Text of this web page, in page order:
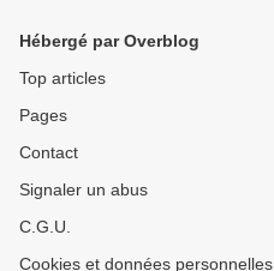
Hébergé par Overblog
Top articles
Pages
Contact
Signaler un abus
C.G.U.
Cookies et données personnelles